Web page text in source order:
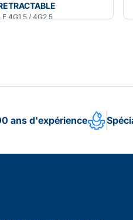
4G1,5 / 4G2,5
ans d'expérience